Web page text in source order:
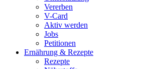
Vererben
V-Card
Aktiv werden
Jobs
Petitionen
Ernährung & Rezepte
Rezepte